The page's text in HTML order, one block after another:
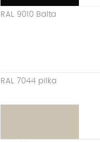
RAL 9010 Balta
RAL 7044 pilka